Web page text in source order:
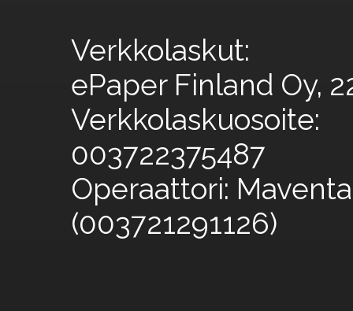
Verkkolaskut:
ePaper Finland Oy,
Verkkolaskuosoite:
003722375487
Operaattori: Maventa
(003721291126)